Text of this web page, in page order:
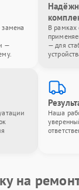
—
В рамках
— для
Наша
на